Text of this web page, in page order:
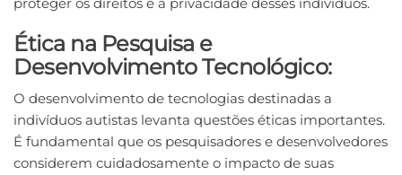
Ética na Pesquisa e
Desenvolvimento Tecnológico:
O desenvolvimento de tecnologias destinadas a
indivíduos autistas levanta questões éticas importantes.
É fundamental que os pesquisadores e desenvolvedores
considerem cuidadosamente o impacto de suas